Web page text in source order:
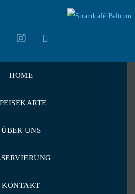
HOME
ÜBER UNS
KONTAKT
> Menu Items
Al